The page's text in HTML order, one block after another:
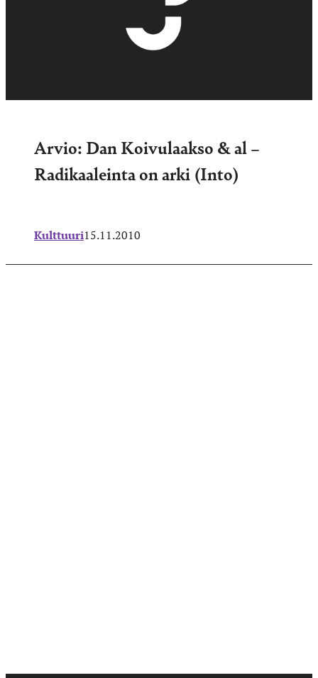
Arvio: Dan Koivulaakso & al –
Radikaaleinta on arki (Into)
Kulttuuri15.11.2010